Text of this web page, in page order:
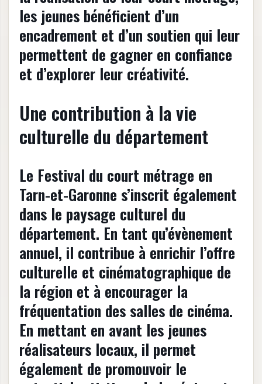
les jeunes bénéficient d’un
encadrement et d’un soutien qui leur
permettent de gagner en confiance
et d’explorer leur créativité.
Une contribution à la vie
culturelle du département
Le Festival du court métrage en
Tarn-et-Garonne s’inscrit également
dans le paysage culturel du
département. En tant qu’évènement
annuel, il contribue à enrichir l’offre
culturelle et cinématographique de
la région et à encourager la
fréquentation des salles de cinéma.
En mettant en avant les jeunes
réalisateurs locaux, il permet
également de promouvoir le